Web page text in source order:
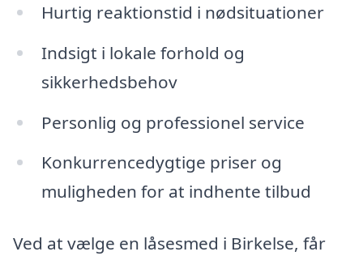
Hurtig reaktionstid i nødsituationer
Indsigt i lokale forhold og
sikkerhedsbehov
Personlig og professionel service
Konkurrencedygtige priser og
muligheden for at indhente tilbud
Ved at vælge en låsesmed i Birkelse, får